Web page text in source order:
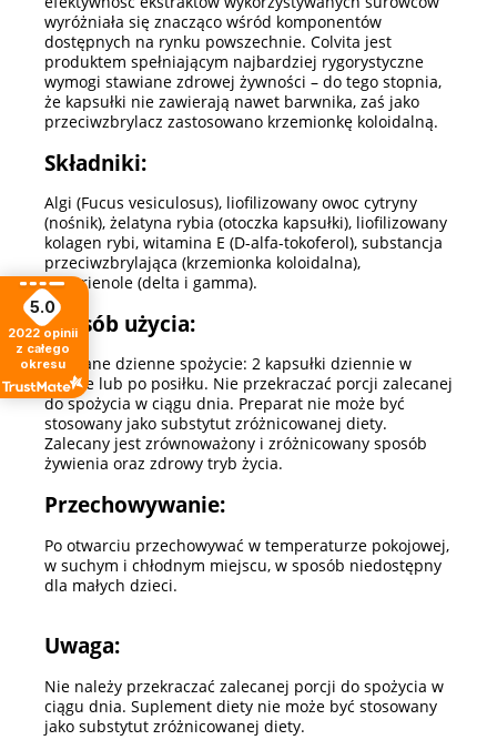
wyróżniała się znacząco wśród komponentów
dostępnych na rynku powszechnie. Colvita jest
produktem spełniającym najbardziej rygorystyczne
wymogi stawiane zdrowej żywności – do tego stopnia,
że kapsułki nie zawierają nawet barwnika, zaś jako
przeciwzbrylacz zastosowano krzemionkę koloidalną.
Składniki:
Algi (Fucus vesiculosus), liofilizowany owoc cytryny
(nośnik), żelatyna rybia (otoczka kapsułki), liofilizowany
kolagen rybi, witamina E (D-alfa-tokoferol), substancja
przeciwzbrylająca (krzemionka koloidalna),
tokotrienole (delta i gamma).
Sposób użycia:
Zalecane dzienne spożycie: 2 kapsułki dziennie w
trakcie lub po posiłku. Nie przekraczać porcji zalecanej
do spożycia w ciągu dnia. Preparat nie może być
stosowany jako substytut zróżnicowanej diety.
Zalecany jest zrównoważony i zróżnicowany sposób
żywienia oraz zdrowy tryb życia.
Przechowywanie:
Po otwarciu przechowywać w temperaturze pokojowej,
w suchym i chłodnym miejscu, w sposób niedostępny
dla małych dzieci.
Uwaga:
Nie należy przekraczać zalecanej porcji do spożycia w
ciągu dnia. Suplement diety nie może być stosowany
jako substytut zróżnicowanej diety.
5.0
2022 opinii
z całego
okresu